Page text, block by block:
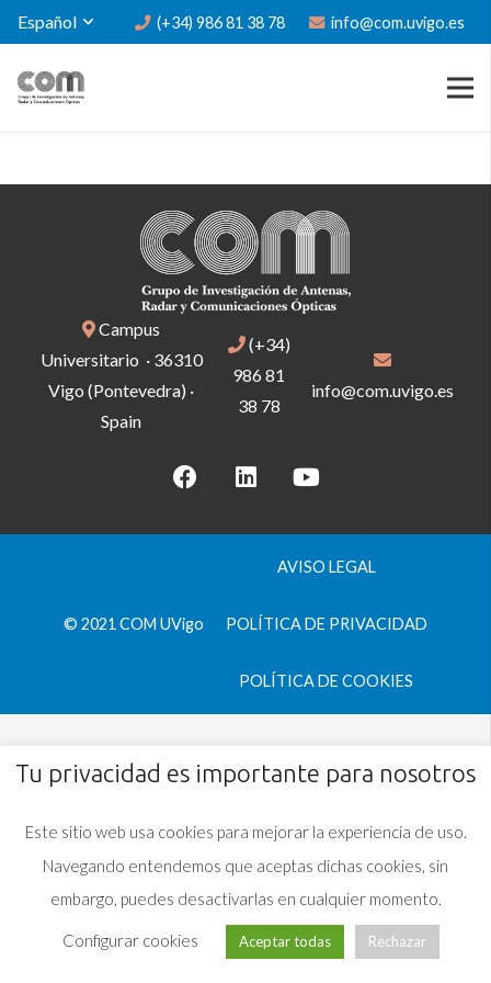
Español (+34) 986 81 38 78 info@com.uvigo.es
Campus
Universitario · 36310
Vigo (Pontevedra) ·
Spain
(+34)
986 81
38 78
info@com.uvigo.es
© 2021 COM UVigo
AVISO LEGAL
POLÍTICA DE PRIVACIDAD
POLÍTICA DE COOKIES
Tu privacidad es importante para nosotros
Este sitio web usa cookies para mejorar la experiencia de uso.
Navegando entendemos que aceptas dichas cookies, sin
embargo, puedes desactivarlas en cualquier momento.
Configurar cookies Aceptar todas Rechazar